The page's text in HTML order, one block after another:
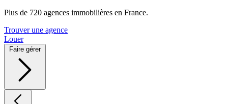
Plus de 720 agences immobilières en France.
Trouver une agence
Louer
Faire gérer